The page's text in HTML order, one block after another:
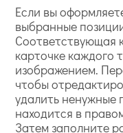
Если вы
выбранные
Соответствующая
карточке каждого
изображением.
чтобы
удалить ненужные
находится в
Затем заполните